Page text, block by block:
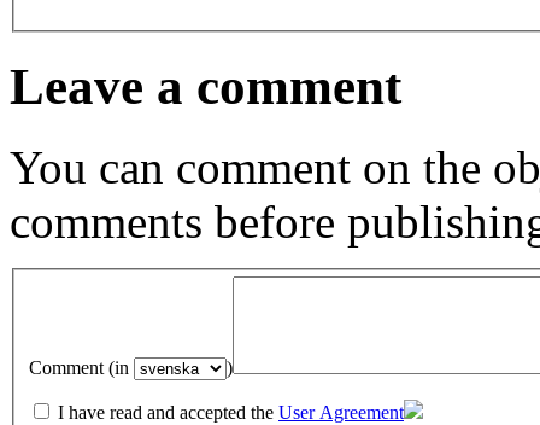
Leave a comment
You can comment on the
comments before
Comment (in )
I have read and accepted the User Agreement